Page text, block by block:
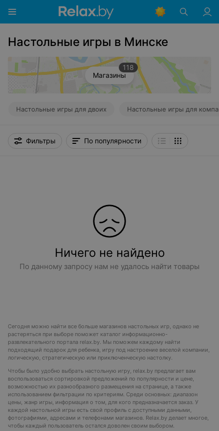
Настольные игры в Минске
Магазины
118
Настольные игры для двоих Настольные игры для
Фильтры По популярности
Ничего не найдено
По данному запросу нам не удалось найти товары
Сегодня можно найти все больше магазинов настольных игр, однако не
растеряться при выборе поможет каталог информационно-
развлекательного портала relax.by. Мы поможем каждому найти
подходящий подарок для ребенка, игру под настроение веселой компании,
логическую, стратегическую или приключенческую настолку.
Чтобы было удобно выбрать настольную игру, relax.by предлагает вам
воспользоваться сортировкой предложений по популярности и цене,
возможностью их разнообразного размещения на странице, а также
использованием фильтрации по критериям. Среди основных: диапазон
цены, жанр игры, информация о том, для кого предназначается заказ. У
каждой настольной игры есть свой профиль с доступными данными,
фотографиями, адресами и телефонами магазинов. Relax.by делает многое,
чтобы каждый пользователь остался доволен своим выбором.